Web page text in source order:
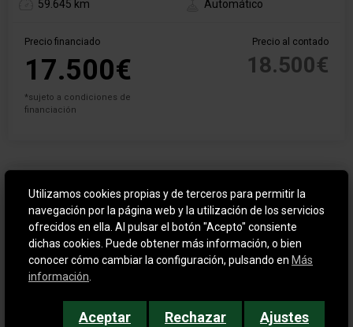
59.645 km Automático
Precio financiado
17.500€
*sujeto a condiciones de
financiación
Precio al contado
18.500€
Utilizamos cookies propias y de terceros para permitir la
navegación por la página web y la utilización de los servicios
ofrecidos en ella. Al pulsar el botón "Acepto" consiente
dichas cookies. Puede obtener más información, o bien
conocer cómo cambiar la configuración, pulsando en Más
información
Aceptar Rechazar Ajustes